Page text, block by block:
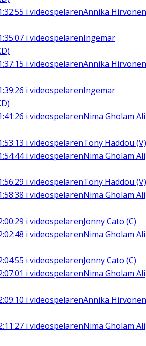
i videospelarenAnnika Hirvonen
i videospelarenIngemar
i videospelarenAnnika Hirvonen
i videospelarenIngemar
i videospelarenNima Gholam Ali
i videospelarenTony Haddou (V)
i videospelarenNima Gholam Ali
i videospelarenTony Haddou (V)
i videospelarenNima Gholam Ali
i videospelarenJonny Cato (C)
i videospelarenNima Gholam Ali
i videospelarenJonny Cato (C)
i videospelarenNima Gholam Ali
i videospelarenAnnika Hirvonen
i videospelarenNima Gholam Ali